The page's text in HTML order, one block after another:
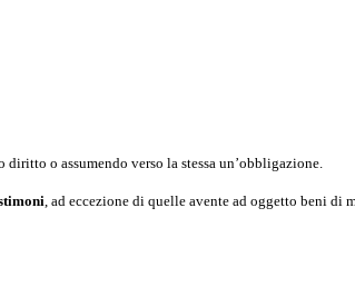
o assumendo verso la stessa un’obbligazione.
, ad eccezione di quelle avente ad oggetto beni di